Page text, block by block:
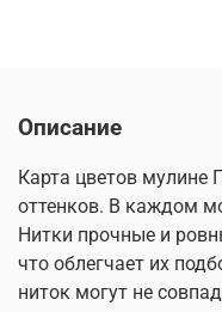
Описание
Карта цветов
оттенков. В каждом
Нитки прочные и
что облегчает их
ниток могут не